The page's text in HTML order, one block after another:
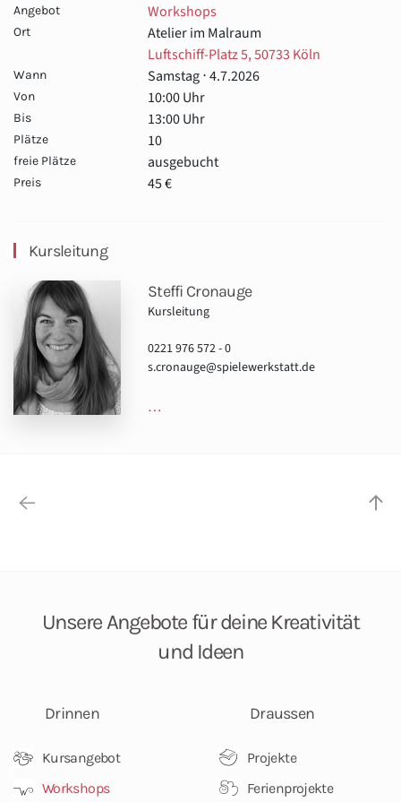
Kursleitung
Steffi Cronauge
Kursleitung
0221 976 572 - 0
s.cronauge@spielewerkstatt.de
…
Angebot Workshops
Ort
Atelier im Malraum
Luftschiff-Platz 5, 50733 Köln
Wann Samstag ⋅ 4.7.2026
Von 10:00 Uhr
Bis 13:00 Uhr
Plätze 10
freie Plätze ausgebucht
Preis 45 €
Unsere Angebote für deine Kreativität
und Ideen
Drinnen
Kursangebot
Workshops
Draussen
Projekte
Ferienprojekte